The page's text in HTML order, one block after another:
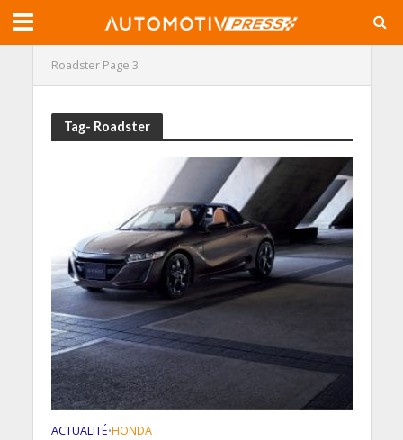
Roadster Page 3
Tag- Roadster
ACTUALITÉ•HONDA